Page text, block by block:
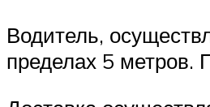
Водитель,
пределах 5 метров.